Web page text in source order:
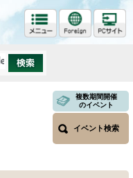
複数期間開催
のイベント
イベント検索